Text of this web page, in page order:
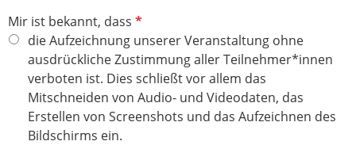
Mir ist bekannt, dass P
f
l
i
c
h
die Aufzeichnung unserer Veranstaltung ohne
ausdrückliche Zustimmung aller Teilnehmer*innen
verboten ist. Dies schließt vor allem das
Mitschneiden von Audio- und Videodaten, das
Erstellen von Screenshots und das Aufzeichnen des
Bildschirms ein.